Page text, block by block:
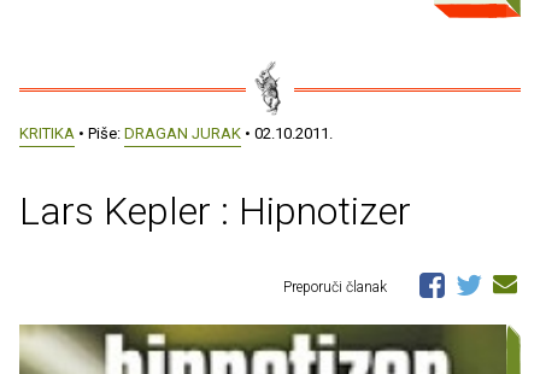
KRITIKA • Piše: DRAGAN JURAK • 02.10.2011.
Lars Kepler : Hipnotizer
Preporuči članak